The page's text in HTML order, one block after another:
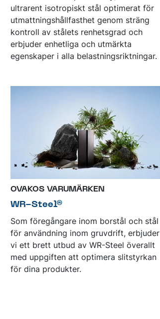
ultrarent isotropiskt stål optimerat för
utmattningshållfasthet genom sträng
kontroll av stålets renhetsgrad och
erbjuder enhetliga och utmärkta
egenskaper i alla belastningsriktningar.
OVAKOS VARUMÄRKEN
WR-Steel®
Som föregångare inom borstål och stål
för användning inom gruvdrift, erbjuder
vi ett brett utbud av WR-Steel överallt
med uppgiften att optimera slitstyrkan
för dina produkter.